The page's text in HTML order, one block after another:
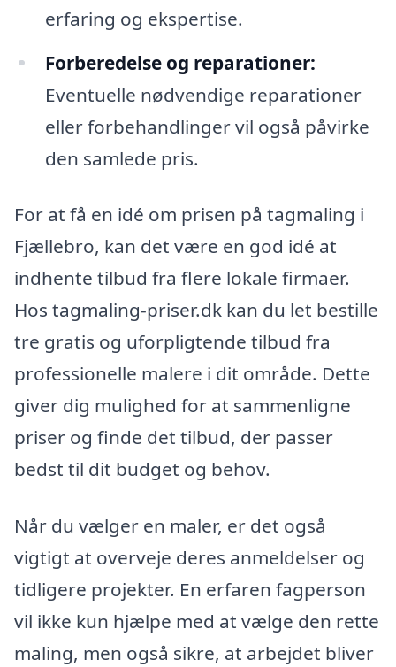
erfaring og ekspertise.
Forberedelse og reparationer:
Eventuelle nødvendige reparationer
eller forbehandlinger vil også påvirke
den samlede pris.
For at få en idé om prisen på tagmaling i
Fjællebro, kan det være en god idé at
indhente tilbud fra flere lokale firmaer.
Hos tagmaling-priser.dk kan du let bestille
tre gratis og uforpligtende tilbud fra
professionelle malere i dit område. Dette
giver dig mulighed for at sammenligne
priser og finde det tilbud, der passer
bedst til dit budget og behov.
Når du vælger en maler, er det også
vigtigt at overveje deres anmeldelser og
tidligere projekter. En erfaren fagperson
vil ikke kun hjælpe med at vælge den rette
maling, men også sikre, at arbejdet bliver